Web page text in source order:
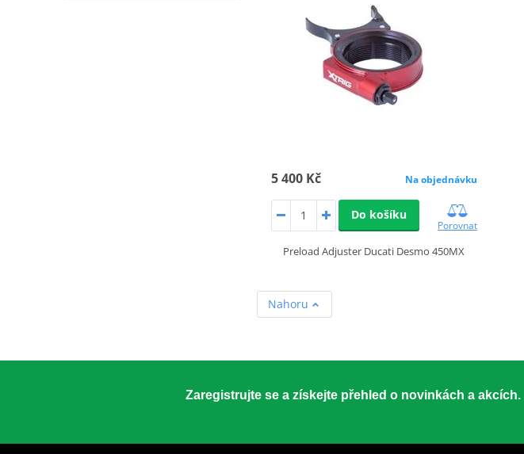
5 400 Kč Na objednávku
Do košíku
Porovnat
Preload Adjuster Ducati Desmo 450MX
Nahoru
Zaregistrujte se a získejte přehled o novinkách a akcích.